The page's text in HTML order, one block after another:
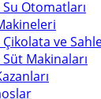
Su Otomatları
Çikolata ve
Süt Makinaları